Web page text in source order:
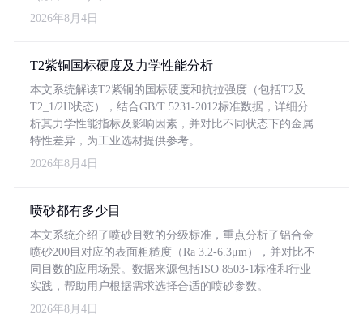
2026年8月4日
T2紫铜国标硬度及力学性能分析
本文系统解读T2紫铜的国标硬度和抗拉强度（包括T2及
T2_1/2H状态），结合GB/T 5231-2012标准数据，详细分
析其力学性能指标及影响因素，并对比不同状态下的金属
特性差异，为工业选材提供参考。
2026年8月4日
喷砂都有多少目
本文系统介绍了喷砂目数的分级标准，重点分析了铝合金
喷砂200目对应的表面粗糙度（Ra 3.2-6.3μm），并对比不
同目数的应用场景。数据来源包括ISO 8503-1标准和行业
实践，帮助用户根据需求选择合适的喷砂参数。
2026年8月4日